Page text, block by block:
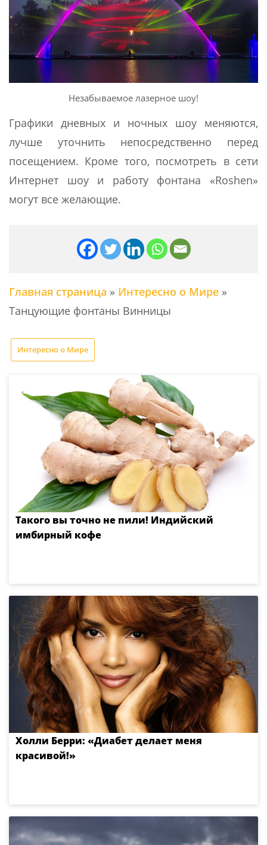
Незабываемое лазерное шоу!
Графики дневных и ночных шоу меняются,
лучше уточнить непосредственно перед
посещением. Кроме того, посмотреть в сети
Интернет шоу и работу фонтана «Roshen»
могут все желающие.
Главная страница » Интересно о Мире »
Танцующие фонтаны Винницы
Интересно о Мире
Такого вы точно не пили! Индийский
имбирный кофе
Холли Берри: «Диабет делает меня
красивой!»